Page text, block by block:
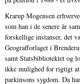
Krarup Mogensen
som han i de senere år
forskellige instanser, det
Geografforlaget i
samt Statsbibliotektet og
ikke mulighed for rigtigt
parkinsons sygdom. Da